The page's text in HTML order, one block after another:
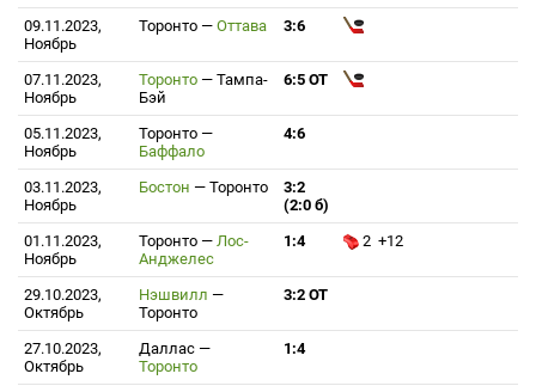
09.11.2023,
Ноябрь
Торонто — Оттава 3:6
07.11.2023,
Ноябрь
Торонто — Тампа-
Бэй
6:5 ОТ
05.11.2023,
Ноябрь
Торонто —
Баффало
4:6
03.11.2023,
Ноябрь
Бостон — Торонто
3:2
(2:0 б)
01.11.2023,
Ноябрь
Торонто — Лос-
Анджелес
1:4 2 +12
29.10.2023,
Октябрь
Нэшвилл —
Торонто
3:2 ОТ
27.10.2023,
Октябрь
Даллас —
Торонто
1:4